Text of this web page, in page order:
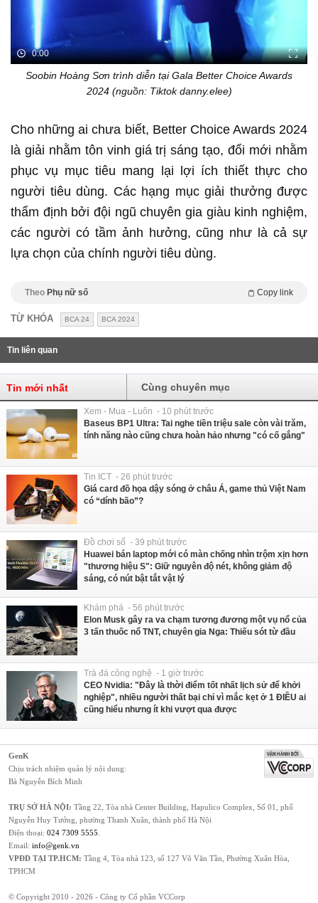
0:00
Soobin Hoàng Sơn trình diễn tại Gala Better Choice Awards
2024 (nguồn: Tiktok danny.elee)
Cho những ai chưa biết, Better Choice Awards 2024
là giải nhằm tôn vinh giá trị sáng tạo, đổi mới nhằm
phục vụ mục tiêu mang lại lợi ích thiết thực cho
người tiêu dùng. Các hạng mục giải thưởng được
thẩm định bởi đội ngũ chuyên gia giàu kinh nghiệm,
các người có tầm ảnh hưởng, cũng như là cả sự
lựa chọn của chính người tiêu dùng.
Theo Phụ nữ số Copy link
TỪ KHÓA BCA 24 BCA 2024
Tin liên quan
Tin mới nhất Cùng chuyên mục
Xem - Mua - Luôn - 10 phút trước
Baseus BP1 Ultra: Tai nghe tiền triệu sale còn vài trăm,
tính năng nào cũng chưa hoàn hảo nhưng "có cố gắng"
Tin ICT - 26 phút trước
Giá card đồ họa dậy sóng ở châu Á, game thủ Việt Nam
có “dính bão”?
Đồ chơi số - 39 phút trước
Huawei bán laptop mới có màn chống nhìn trộm xịn hơn
"thương hiệu S": Giữ nguyên độ nét, không giảm độ
sáng, có nút bật tắt vật lý
Khám phá - 56 phút trước
Elon Musk gây ra va chạm tương đương một vụ nổ của
3 tấn thuốc nổ TNT, chuyên gia Nga: Thiếu sót từ đầu
Trà đá công nghệ - 1 giờ trước
CEO Nvidia: "Đây là thời điểm tốt nhất lịch sử để khởi
nghiệp", nhiều người thất bại chỉ vì mắc kẹt ở 1 ĐIỀU ai
cũng hiểu nhưng ít khi vượt qua được
GenK
Chịu trách nhiệm quản lý nội dung:
Bà Nguyễn Bích Minh
TRỤ SỞ HÀ NỘI: Tầng 22, Tòa nhà Center Building, Hapulico Complex, Số 01, phố
Nguyễn Huy Tưởng, phường Thanh Xuân, thành phố Hà Nội
Điện thoại: 024 7309 5555.
Email: info@genk.vn
VPĐD TẠI TP.HCM: Tầng 4, Tòa nhà 123, số 127 Võ Văn Tần, Phường Xuân Hòa,
TPHCM
© Copyright 2010 - 2026 - Công ty Cổ phần VCCorp